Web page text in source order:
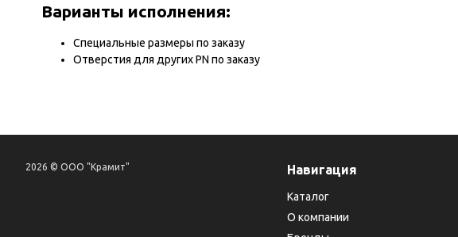
Варианты исполнения:
Специальные размеры по заказу
Отверстия для других PN по заказу
2026 © ООО "Крамит" Навигация
Каталог
О компании